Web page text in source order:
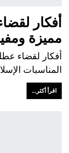
أفكار
مميزة
أفكار لقضاء
المناسبات
اقرأ أكثر...